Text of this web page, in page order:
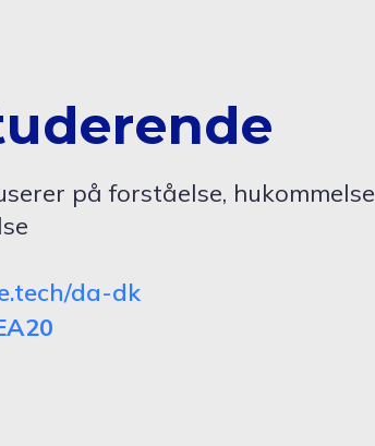
på forståelse,
da-dk